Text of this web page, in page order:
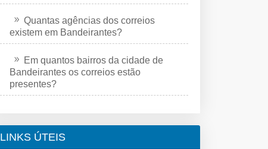
Quantas agências dos correios
existem em Bandeirantes?
Em quantos bairros da cidade de
Bandeirantes os correios estão
presentes?
LINKS ÚTEIS